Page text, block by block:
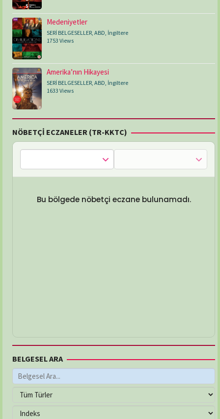
Medeniyetler
SERİ BELGESELLER ABD İngiltere
1753 Views
Amerika’nın Hikayesi
SERİ BELGESELLER ABD İngiltere
1633 Views
NÖBETÇİ ECZANELER (TR-KKTC)
Bu bölgede nöbetçi eczane bulunamadı.
BELGESEL ARA